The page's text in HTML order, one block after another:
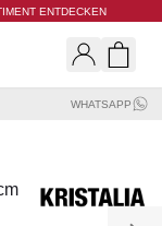
ENTDECKEN
WHATSAPP